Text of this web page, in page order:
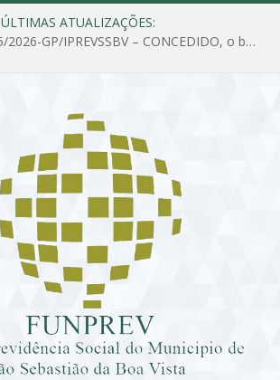
ÚLTIMAS ATUALIZAÇÕES:
PORTARIA Nº 025/2026-GP/IPREVSSBV – CONCEDIDO, o benefício de PENSÃO a MARIA ESTELA DOS SANTOS SOUZA